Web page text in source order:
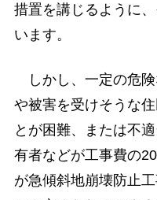
措置を講じるように
います。
しかし、一定の危
や被害を受けそうな
とが困難、または不
有者などが工事費の
が急傾斜地崩壊防止